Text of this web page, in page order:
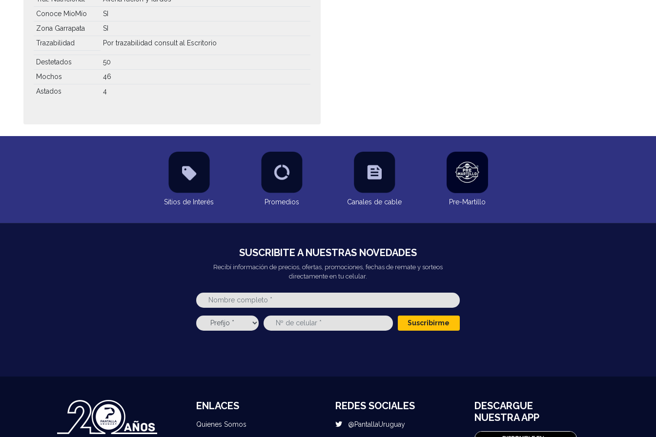
Conoce MíoMío
SI
Zona Garrapata
SI
Trazabilidad
Por trazabilidad consult al Escritorio
Destetados
50
Mochos
46
Astados
4
Sitios de Interés Promedios Canales de cable Pre-Martillo
SUSCRIBITE A NUESTRAS NOVEDADES
Recibí información de precios, ofertas, promociones, fechas de remate y sorteos
directamente en tu celular.
Suscribirme
ENLACES
Quienes Somos
REDES SOCIALES
@PantallaUruguay
DESCARGUE
NUESTRA APP